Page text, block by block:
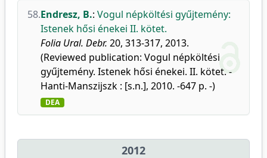
58.Endresz, B.: Vogul népköltési gyűjtemény:
Istenek hősi énekei II. kötet.
Folia Ural. Debr. 20, 313-317, 2013.
(Reviewed publication: Vogul népköltési
gyűjtemény. Istenek hősi énekei. II. kötet. -
Hanti-Manszijszk : [s.n.], 2010. -647 p. -)
DEA
2012